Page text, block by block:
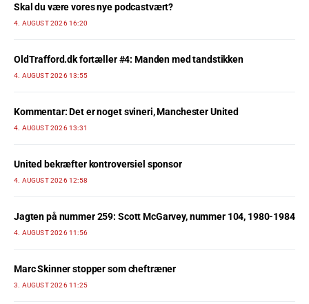
Skal du være vores nye podcastvært?
4. AUGUST 2026 16:20
OldTrafford.dk fortæller #4: Manden med tandstikken
4. AUGUST 2026 13:55
Kommentar: Det er noget svineri, Manchester United
4. AUGUST 2026 13:31
United bekræfter kontroversiel sponsor
4. AUGUST 2026 12:58
Jagten på nummer 259: Scott McGarvey, nummer 104, 1980-1984
4. AUGUST 2026 11:56
Marc Skinner stopper som cheftræner
3. AUGUST 2026 11:25